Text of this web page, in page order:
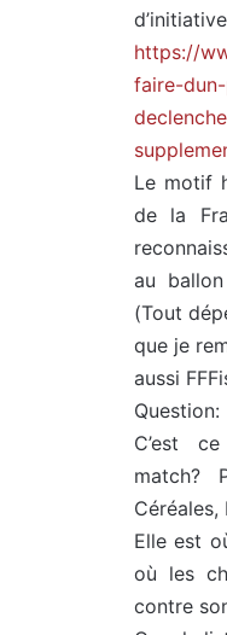
d’initiative
https://
faire-
Le motif
de la
au
(Tout
que je
aussi
C’est
match?
Elle est
où les
contre